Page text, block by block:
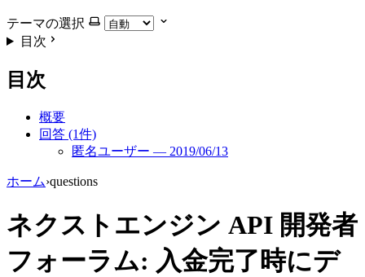
テーマの選択
目次
目次
概要
回答 (1件)
匿名ユーザー — 2019/06/13
ホーム›questions
ネクストエンジン API 開発者
フォーラム: 入金完了時にデ